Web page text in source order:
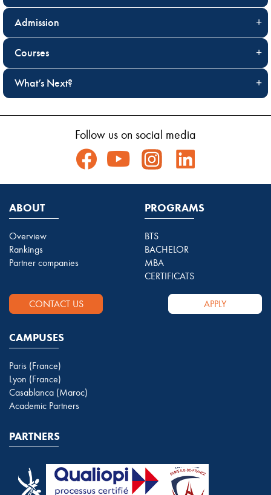
Admission
Courses
What’s Next?
Follow us on social media
ABOUT
Overview
Rankings
Partner companies
PROGRAMS
BTS
BACHELOR
MBA
CERTIFICATS
CONTACT US APPLY
CAMPUSES
Paris (France)
Lyon (France)
Casablanca (Maroc)
Academic Partners
PARTNERS